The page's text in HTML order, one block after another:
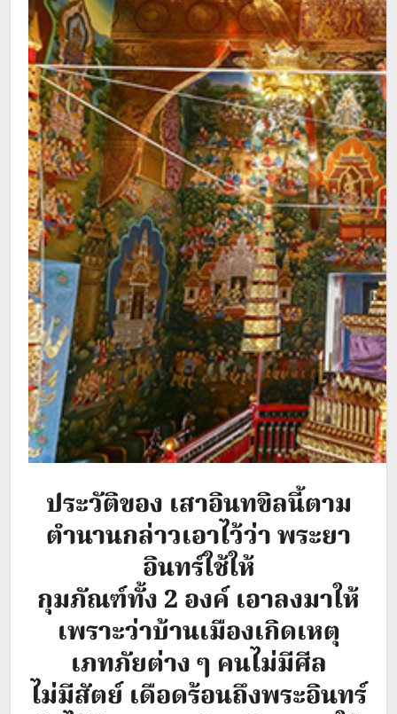
ประวัติของ เสาอินทขิลนี้ตาม
ตำนานกล่าวเอาไว้ว่า พระยา
อินทร์ใช้ให้
กุมภัณฑ์ทั้ง 2 องค์ เอาลงมาให้
เพราะว่าบ้านเมืองเกิดเหตุ
เภทภัยต่าง ๆ คนไม่มีศีล
ไม่มีสัตย์ เดือดร้อนถึงพระอินทร์